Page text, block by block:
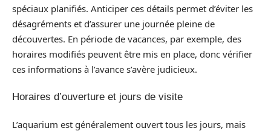
spéciaux planifiés. Anticiper ces détails permet d’éviter les
désagréments et d’assurer une journée pleine de
découvertes. En période de vacances, par exemple, des
horaires modifiés peuvent être mis en place, donc vérifier
ces informations à l’avance s’avère judicieux.
Horaires d’ouverture et jours de visite
L’aquarium est généralement ouvert tous les jours, mais